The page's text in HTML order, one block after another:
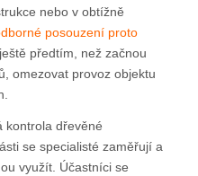
nebo v obtížně
posouzení proto
předtím, než začnou
omezovat provoz objektu
kontrola dřevěné
se specialisté zaměřují a
využít. Účastníci se